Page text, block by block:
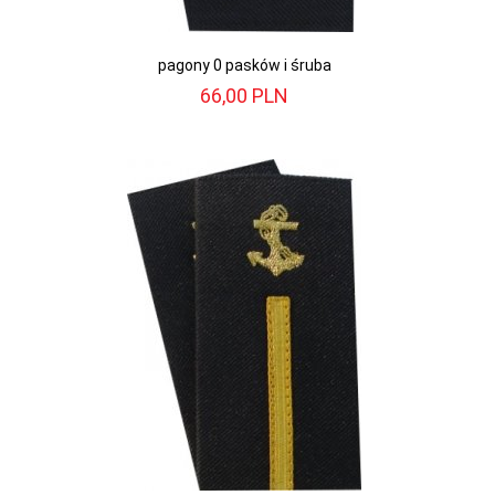
pagony 0 pasków i śruba
66,00 PLN